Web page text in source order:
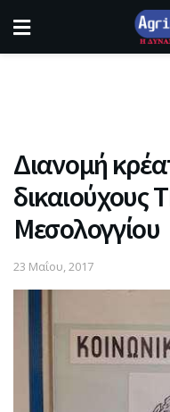
Διανομή
δικαιούχους
Μεσολογγίου
23 Μαΐου, 2017